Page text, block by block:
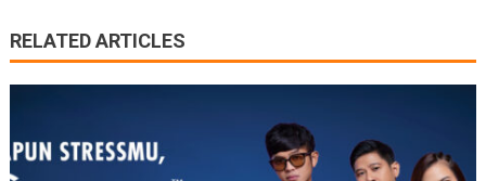
RELATED ARTICLES